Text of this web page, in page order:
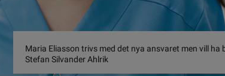
Maria Eliasson trivs med det nya ansvaret men vill ha
Stefan Silvander Ahlrik